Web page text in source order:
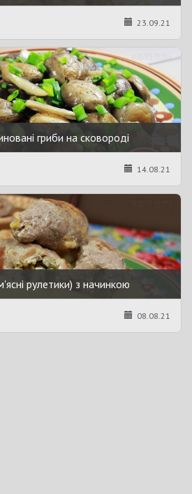
23.09.21
гриби на сковороді
14.08.21
рулетики) з начинкою
08.08.21